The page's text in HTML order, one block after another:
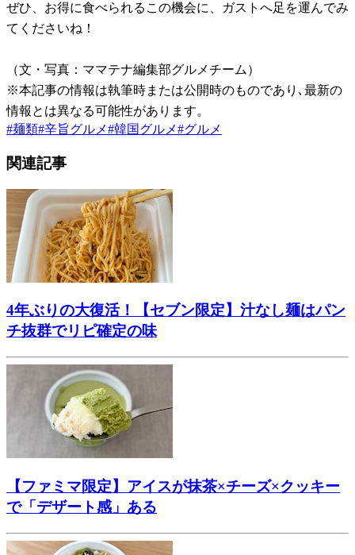
ぜひ、お得に食べられるこの機会に、ガストへ足を運んでみ
てくださいね！
（文・写真：ママテナ編集部グルメチーム）
※本記事の情報は執筆時または公開時のものであり､最新の
情報とは異なる可能性があります。
#麺類#辛旨グルメ#韓国グルメ#グルメ
関連記事
4年ぶりの大復活！【セブン限定】汁なし麺はパン
チ抜群でリピ確定の味
【ファミマ限定】アイスが抹茶×チーズ×クッキー
で「デザート感」ある